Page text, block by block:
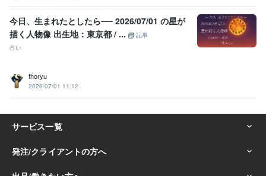
今日、生まれたとしたら── 2026/07/01 の星が
描く人物像 出生地：東京都 / ...
記事
占い
thoryu
2026/07/01 11:12